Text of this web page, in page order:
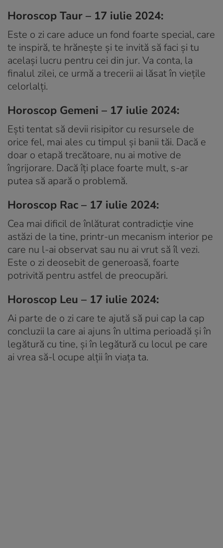
Horoscop Taur – 17 iulie 2024:
Este o zi care aduce un fond foarte special, care
te inspiră, te hrănește și te invită să faci și tu
același lucru pentru cei din jur. Va conta, la
finalul zilei, ce urmă a trecerii ai lăsat în viețile
celorlalți.
Horoscop Gemeni – 17 iulie 2024:
Ești tentat să devii risipitor cu resursele de
orice fel, mai ales cu timpul și banii tăi. Dacă e
doar o etapă trecătoare, nu ai motive de
îngrijorare. Dacă îți place foarte mult, s-ar
putea să apară o problemă.
Horoscop Rac – 17 iulie 2024:
Cea mai dificil de înlăturat contradicție vine
astăzi de la tine, printr-un mecanism interior pe
care nu l-ai observat sau nu ai vrut să îl vezi.
Este o zi deosebit de generoasă, foarte
potrivită pentru astfel de preocupări.
Horoscop Leu – 17 iulie 2024:
Ai parte de o zi care te ajută să pui cap la cap
concluzii la care ai ajuns în ultima perioadă și în
legătură cu tine, și în legătură cu locul pe care
ai vrea să-l ocupe alții în viața ta.